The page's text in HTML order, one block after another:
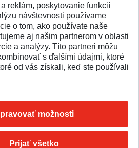
SPÄŤ NA VRCH
reklám, poskytovanie funkcií
návštevnosti používame
o tom, ako používate naše
aj našim partnerom v oblasti
a analýzy. Títo partneri môžu
s ďalšími údajmi, ktoré
od vás získali, keď ste používali
možnosti
Prijať všetko